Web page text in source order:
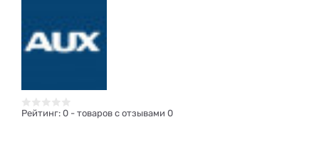
Рейтинг: 0 - товаров с отзывами 0